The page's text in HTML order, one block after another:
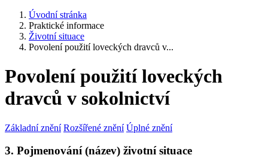
Úvodní stránka
Praktické informace
Životní situace
Povolení použití loveckých dravců v...
Povolení použití loveckých
dravců v sokolnictví
Základní znění Rozšířené znění Úplné znění
3. Pojmenování (název) životní situace